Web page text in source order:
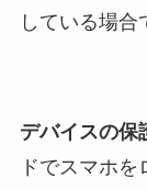
している場合
デバイスの保
ドでスマホを